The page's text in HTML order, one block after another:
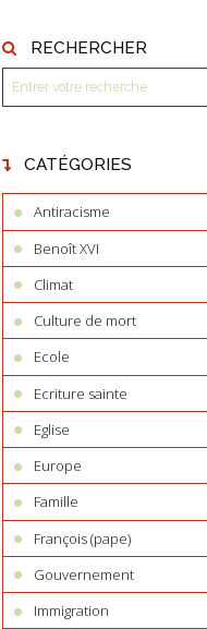
RECHERCHER
CATÉGORIES
Antiracisme
Benoît XVI
Climat
Culture de mort
Ecole
Ecriture sainte
Eglise
Europe
Famille
François (pape)
Gouvernement
Immigration